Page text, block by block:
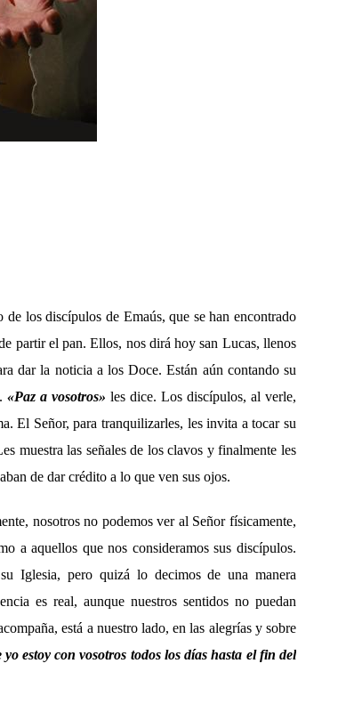
los discípulos de Emaús, que se han encontrado
partir el pan. Ellos, nos dirá hoy san Lucas, llenos
dar la noticia a los Doce. Están aún contando su
«Paz a vosotros» les dice. Los discípulos, al verle,
El Señor, para tranquilizarles, les invita a tocar su
muestra las señales de los clavos y finalmente les
de dar crédito a lo que ven sus ojos.
nosotros no podemos ver al Señor físicamente,
a aquellos que nos consideramos sus discípulos.
Iglesia, pero quizá lo decimos de una manera
es real, aunque nuestros sentidos no puedan
está a nuestro lado, en las alegrías y sobre
yo estoy con vosotros todos los días hasta el fin del